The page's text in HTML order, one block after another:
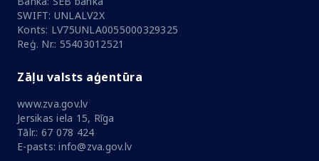
SWIFT: UNLALV2X
Konts: LV75UNLA0055000329325
Reģ. Nr.: 55403012521
Zāļu valsts aģentūra
www.zva.gov.lv
Jersikas iela 15, Rīga
Tālr.: 67 078 424
E-pasts: info@zva.gov.lv